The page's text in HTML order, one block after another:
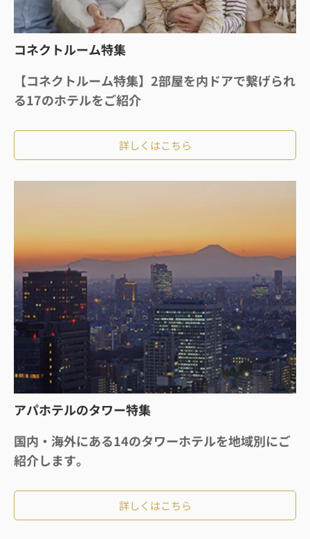
コネクトルーム特集
【コネクトルーム特集】2部屋を内ドアで繋げられ
る17のホテルをご紹介
詳しくはこちら
アパホテルのタワー特集
国内・海外にある14のタワーホテルを地域別にご
紹介します。
詳しくはこちら